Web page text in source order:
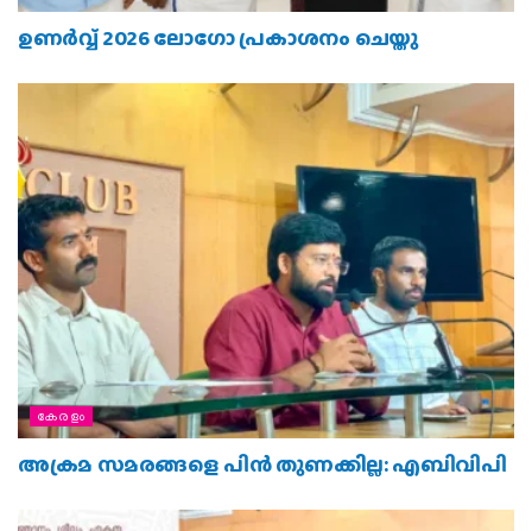
കേരളം
ഉണർവ്വ് 2026 ലോഗോ പ്രകാശനം ചെയ്തു
കേരളം
അക്രമ സമരങ്ങളെ പിൻ തുണക്കില്ല: എബിവിപി